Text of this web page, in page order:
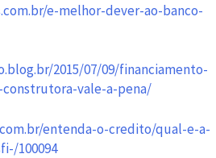
e-melhor-dever-ao-banco-
2015/07/09/financiamento-
vale-a-pena/
entenda-o-credito/qual-e-a-
100094